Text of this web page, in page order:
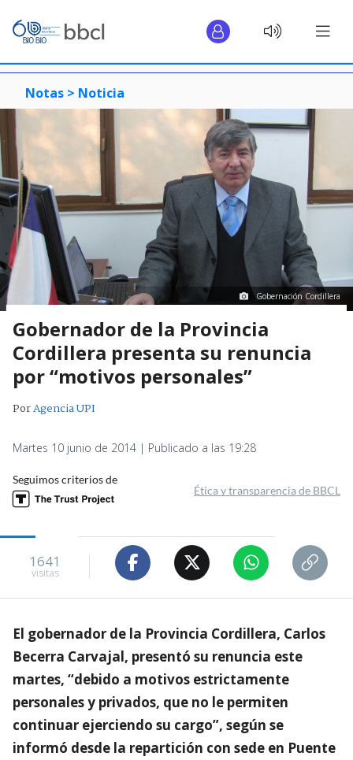
Notas > Noticia
Gobernación Cordillera
Gobernador de la Provincia
Cordillera presenta su renuncia
por “motivos personales”
PorAgencia UPI
Martes 10 junio de 2014 | Publicado a las 19:28
Seguimos criterios de
Ética y transparencia de BBCL
1641
visitas
El gobernador de la Provincia Cordillera, Carlos
Becerra Carvajal, presentó su renuncia este
martes, “debido a motivos estrictamente
personales y privados, que no le permiten
continuar ejerciendo su cargo”, según se
informó desde la repartición con sede en Puente